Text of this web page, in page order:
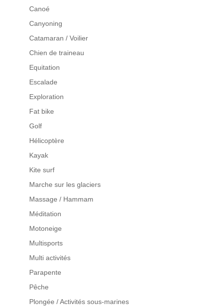
Canoé
Canyoning
Catamaran / Voilier
Chien de traineau
Equitation
Escalade
Exploration
Fat bike
Golf
Hélicoptère
Kayak
Kite surf
Marche sur les glaciers
Massage / Hammam
Méditation
Motoneige
Multisports
Multi activités
Parapente
Pêche
Plongée / Activités sous-marines